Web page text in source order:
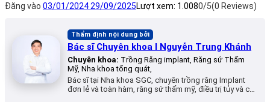
Đăng vào 03/01/2024 29/09/2025Lượt xem: 1.0080/5(0 Reviews)
Thẩm định nội dung bởi
Bác sĩ Chuyên khoa I Nguyễn Trung Khánh
Chuyên khoa: Trồng Răng implant, Răng sứ Thẩm
Mỹ, Nha khoa tổng quát,
Bác sĩ tại Nha khoa SGC, chuyên trồng răng Implant
đơn lẻ và toàn hàm, răng sứ thẩm mỹ, điều trị tủy và các